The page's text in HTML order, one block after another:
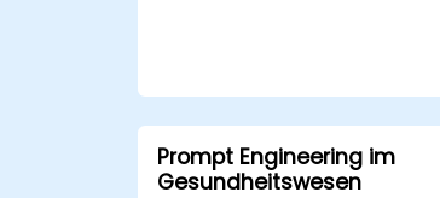
Prompt Engineering im
Gesundheitswesen